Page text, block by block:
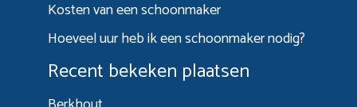
Kosten van een schoonmaker
Hoeveel uur heb ik een schoonmaker nodig?
Recent bekeken plaatsen